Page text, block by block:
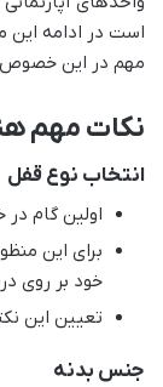
است در ادامه این
مهم در این خصوص
نکات مهم
انتخاب نوع قفل
اولین گام
برای این
خود بر روی
تعیین این
جنس بدنه